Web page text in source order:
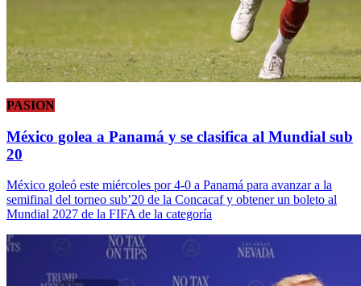
PASION
México golea a Panamá y se clasifica al Mundial sub
20
México goleó este miércoles por 4-0 a Panamá para avanzar a la
semifinal del torneo sub’20 de la Concacaf y obtener un boleto al
Mundial 2027 de la FIFA de la categoría